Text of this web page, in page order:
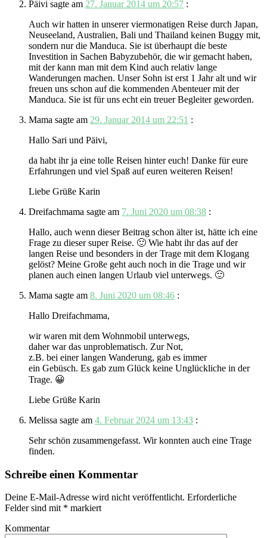
Päivi sagte am 27. Januar 2014 um 20:57 :
Auch wir hatten in unserer viermonatigen Reise durch Japan,
Neuseeland, Australien, Bali und Thailand keinen Buggy mit,
sondern nur die Manduca. Sie ist überhaupt die beste
Investition in Sachen Babyzubehör, die wir gemacht haben,
mit der kann man mit dem Kind auch relativ lange
Wanderungen machen. Unser Sohn ist erst 1 Jahr alt und wir
freuen uns schon auf die kommenden Abenteuer mit der
Manduca. Sie ist für uns echt ein treuer Begleiter geworden.
Mama sagte am 29. Januar 2014 um 22:51 :
Hallo Sari und Päivi,
da habt ihr ja eine tolle Reisen hinter euch! Danke für eure
Erfahrungen und viel Spaß auf euren weiteren Reisen!
Liebe Grüße Karin
Dreifachmama sagte am 7. Juni 2020 um 08:38 :
Hallo, auch wenn dieser Beitrag schon älter ist, hätte ich eine
Frage zu dieser super Reise. 🙂 Wie habt ihr das auf der
langen Reise und besonders in der Trage mit dem Klogang
gelöst? Meine Große geht auch noch in die Trage und wir
planen auch einen langen Urlaub viel unterwegs. 🙂
Mama sagte am 8. Juni 2020 um 08:46 :
Hallo Dreifachmama,
wir waren mit dem Wohnmobil unterwegs,
daher war das unproblematisch. Zur Not,
z.B. bei einer langen Wanderung, gab es immer
ein Gebüsch. Es gab zum Glück keine Unglückliche in der
Trage. 😀
Liebe Grüße Karin
Melissa sagte am 4. Februar 2024 um 13:43 :
Sehr schön zusammengefasst. Wir konnten auch eine Trage
finden.
Schreibe einen Kommentar
Deine E-Mail-Adresse wird nicht veröffentlicht. Erforderliche
Felder sind mit * markiert
Kommentar